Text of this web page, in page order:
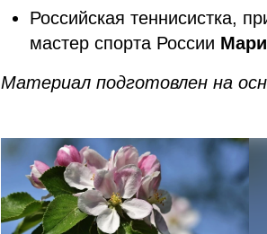
Российская теннисистка,
мастер спорта России
Материал подготовлен на